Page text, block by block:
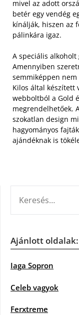
mivel az adott
betér egy vendég
kínálják, hiszen az
pálinkára igaz.
A speciális
Amennyiben
semmiképpen
Kilos által készített
webboltból a Gold
megrendelhetőek.
szokatlan design
hagyományos
ajándéknak is
Ajánlott oldalak:
Iaga Sopron
Celeb vagyok
Ferxtreme